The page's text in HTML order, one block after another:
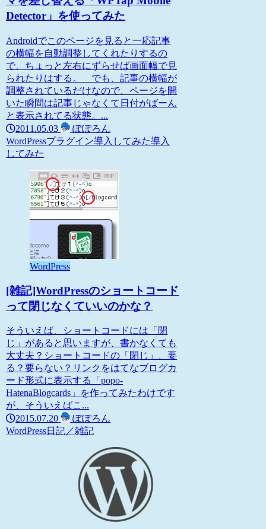
Detector」を使ってみた
Androidでこのページを見ると一応記事
の横幅を自動調整してくれたりするの
で、ちょっと左右にずらせば画面幅で見
られたりはする。 でも、記事の横幅が
調整されているだけなので、ページを開
いた瞬間は記事じゃなくて日付がばーん
と表示されてる状態。...
2011.05.03
ぽぽろん
WordPressプラグイン導入してみた導入
してみた
WordPress
[雑記]WordPressのショートコード
って閉じなくていいのかな？
そういえば、ショートコードには「閉
じ」があると思いますが、書かなくても
大丈夫？ショートコードの「閉じ」、要
る？要らない？リンクをはてなブログカ
ード形式に表示する「popo-
HatenaBlogcards」を作ってみたわけです
が、そういえばこ...
2015.07.20
ぽぽろん
WordPress日記／雑記